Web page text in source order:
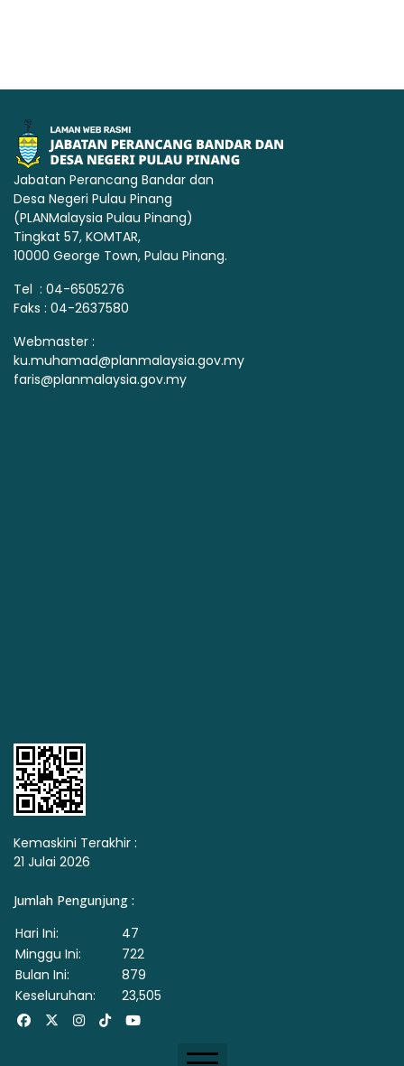
Jabatan Perancang Bandar dan
Desa Negeri Pulau Pinang
(PLANMalaysia Pulau Pinang)
Tingkat 57, KOMTAR,
10000 George Town, Pulau Pinang.
Tel : 04-6505276
Faks : 04-2637580
Webmaster :
ku.muhamad@planmalaysia.gov.my
faris@planmalaysia.gov.my
Kemaskini Terakhir :
21 Julai 2026
Jumlah Pengunjung :
Hari Ini:
47
Minggu Ini:
722
Bulan Ini:
879
Keseluruhan:
23,505
FacebookInstagram
TiktokYoutube